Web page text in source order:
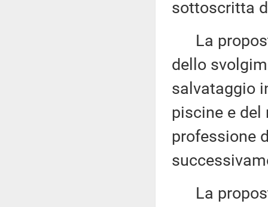
sottoscritta
La
dello
salvataggio
piscine e
professione
La